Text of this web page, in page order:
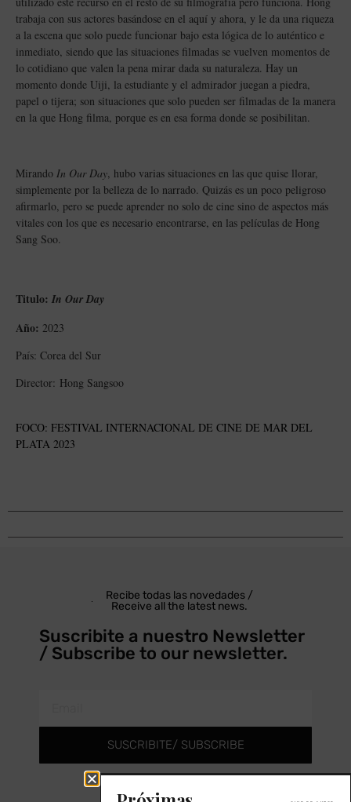
trabaja con sus actores basándose en el aquí y ahora, y le da una riqueza
a la escena que solo puede funcionar bajo esta lógica de lo auténtico e
inmediato, siendo que las situaciones filmadas se vuelven momentos de
lo cotidiano que valen la pena mirar dada su naturaleza. Hay un
momento donde Uiji, la estudiante y el admirador juegan a piedra,
papel o tijera; son situaciones que solo pueden ser filmadas de la manera
en la que Hong filma, porque es en esa forma donde se posibilitan.
Mirando In Our Day, hubo varias situaciones en las que quise llorar,
simplemente por la belleza de lo narrado. Quizás es un poco peligroso
afirmarlo, pero se puede aprender no solo de cine sino de aspectos más
vitales con los que es necesario encontrarse, en las películas de Hong
Sang Soo.
Titulo: In Our Day
Año: 2023
País: Corea del Sur
Director: Hong Sangsoo
FOCO: FESTIVAL INTERNACIONAL DE CINE DE MAR DEL
PLATA 2023
Recibe todas las novedades /
Receive all the latest news.
Suscribite a nuestro Newsletter
/ Subscribe to our newsletter.
SUSCRIBITE/ SUBSCRIBE